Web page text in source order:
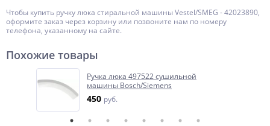
Чтобы купить ручку люка стиральной машины Vestel/SMEG - 42023890,
оформите заказ через корзину или позвоните нам по номеру
телефона, указанному на сайте.
Похожие товары
Ручка люка 497522 сушильной
машины Bosch/Siemens
450 руб.